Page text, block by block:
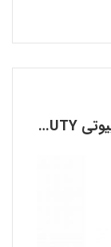
کرم حجم دهنده سریع سینه آیچون بیوتی AICHUN BEAUTY